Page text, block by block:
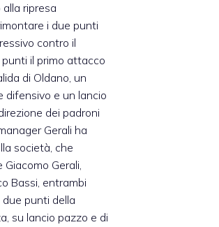
ripresa
i due punti
contro il
il primo attacco
di Oldano, un
difensivo e un lancio
dei padroni
Gerali ha
società, che
Gerali,
Bassi, entrambi
punti della
su lancio pazzo e di